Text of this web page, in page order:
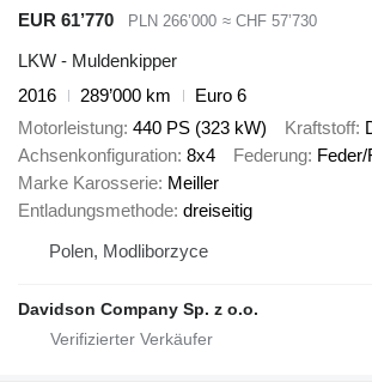
EUR 61’770
PLN 266’000 ≈ CHF 57’730
LKW - Muldenkipper
2016
289’000 km
Euro 6
Motorleistung 440 PS (323 kW) Kraftstoff
Achsenkonfiguration 8x4 Federung Feder/
Marke Karosserie Meiller
Entladungsmethode dreiseitig
Polen, Modliborzyce
Davidson Company Sp. z o.o.